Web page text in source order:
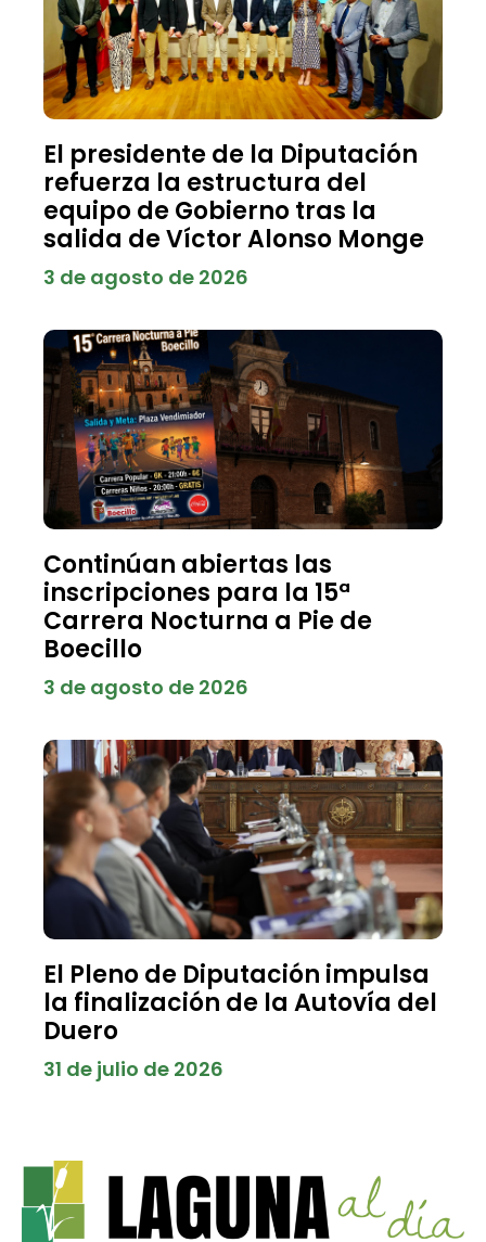
El presidente de la Diputación
refuerza la estructura del
equipo de Gobierno tras la
salida de Víctor Alonso Monge
3 de agosto de 2026
Continúan abiertas las
inscripciones para la 15ª
Carrera Nocturna a Pie de
Boecillo
3 de agosto de 2026
El Pleno de Diputación impulsa
la finalización de la Autovía del
Duero
31 de julio de 2026